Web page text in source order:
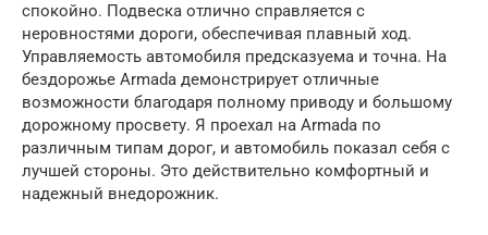
спокойно. Подвеска отлично справляется с
неровностями дороги, обеспечивая плавный ход.
Управляемость автомобиля предсказуема и точна. На
бездорожье Armada демонстрирует отличные
возможности благодаря полному приводу и большому
дорожному просвету. Я проехал на Armada по
различным типам дорог, и автомобиль показал себя с
лучшей стороны. Это действительно комфортный и
надежный внедорожник.